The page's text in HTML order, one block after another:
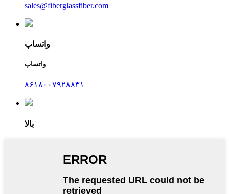
sales@fiberglassfiber.com
واتساپ
واتساپ
۸۶۱۸۰۰۷۹۲۸۸۳۱
بالا